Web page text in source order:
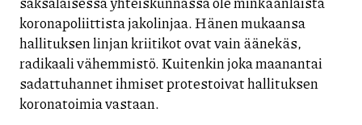
koronapoliittista jakolinjaa. Hänen mukaansa
hallituksen linjan kriitikot ovat vain äänekäs,
radikaali vähemmistö. Kuitenkin joka maanantai
sadattuhannet ihmiset protestoivat hallituksen
koronatoimia vastaan.